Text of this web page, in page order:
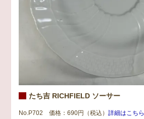
たち吉 RICHFIELD ソーサー
No.P702 価格：690円（税込）詳細はこちら